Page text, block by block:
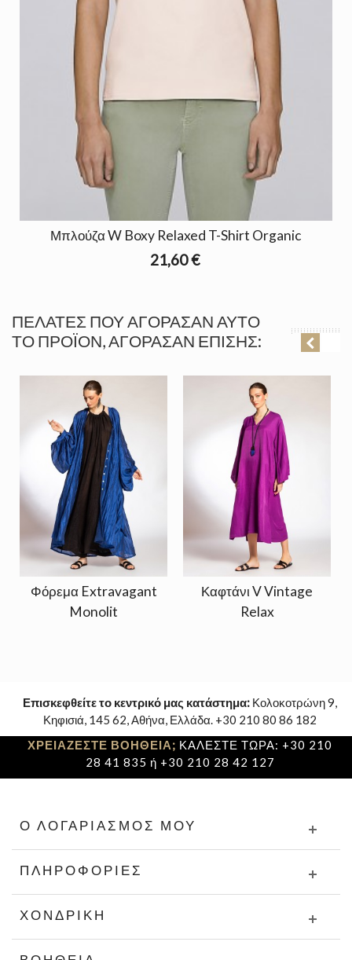
Μπλούζα W Boxy Relaxed T-Shirt Organic
21,60 €
ΠΕΛΆΤΕΣ ΠΟΥ ΑΓΌΡΑΣΑΝ ΑΥΤΌ
ΤΟ ΠΡΟΪΌΝ, ΑΓΌΡΑΣΑΝ ΕΠΊΣΗΣ:
Φόρεμα Extravagant
Monolit
Καφτάνι V Vintage
Relax
Επισκεφθείτε το κεντρικό μας κατάστημα: Κολοκοτρώνη 9,
Κηφισιά, 145 62, Αθήνα, Ελλάδα. +30 210 80 86 182
ΧΡΕΙΑΖΕΣΤΕ ΒΟΗΘΕΙΑ; ΚΑΛΕΣΤΕ ΤΩΡΑ: +30 210
28 41 835 ή +30 210 28 42 127
Ο ΛΟΓΑΡΙΑΣΜΌΣ ΜΟΥ
ΠΛΗΡΟΦΟΡΊΕΣ
ΧΟΝΔΡΙΚΉ